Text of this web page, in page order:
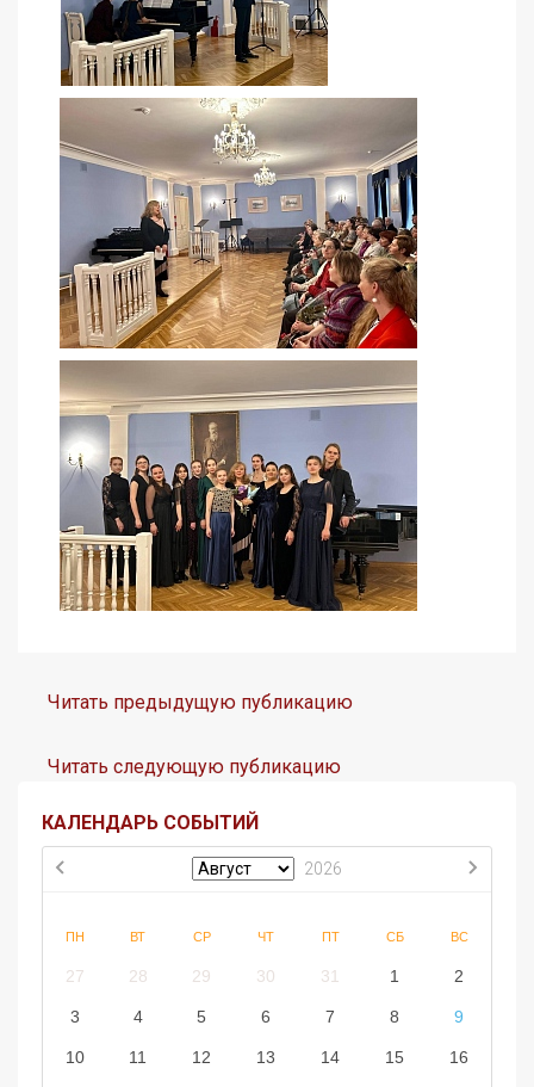
Читать предыдущую публикацию
Читать следующую публикацию
КАЛЕНДАРЬ СОБЫТИЙ
2026
ПН ВТ СР ЧТ ПТ СБ ВС
27 28 29 30 31 1 2
3 4 5 6 7 8 9
10 11 12 13 14 15 16